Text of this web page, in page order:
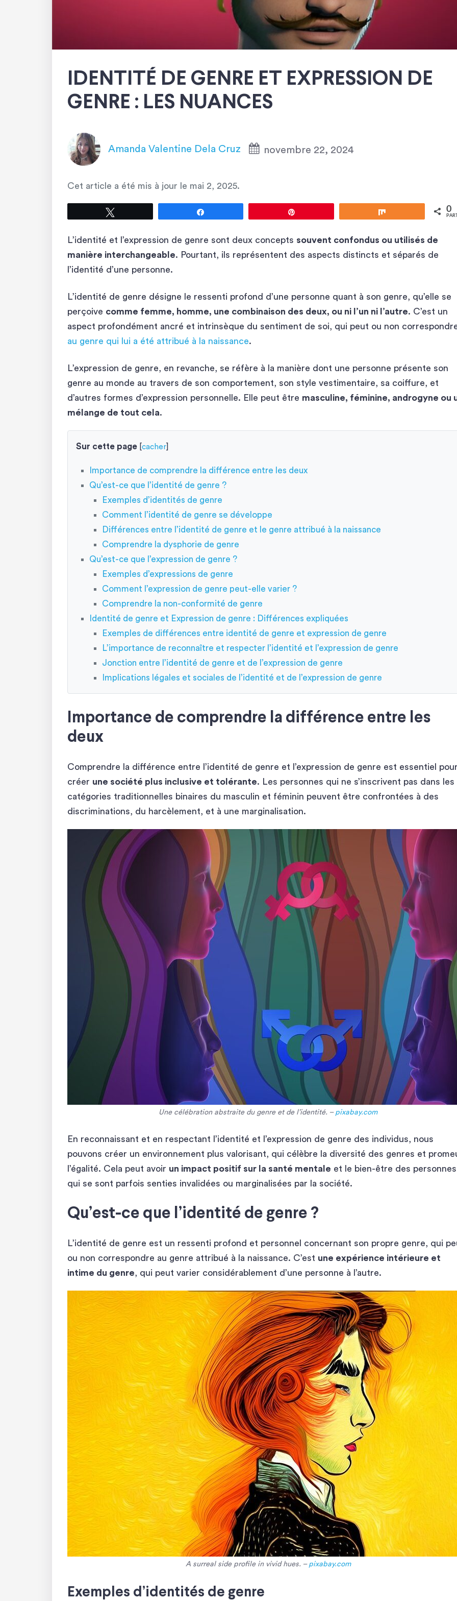
IDENTITÉ DE GENRE ET EXPRESSION DE
GENRE : LES NUANCES
Amanda Valentine Dela Cruz novembre 22, 2024
Cet article a été mis à jour le mai 2, 2025.
0
L’identité et l’expression de genre sont deux concepts souvent confondus ou utilisés de
manière interchangeable. Pourtant, ils représentent des aspects distincts et séparés de
l’identité d’une personne.
L’identité de genre désigne le ressenti profond d’une personne quant à son genre, qu’elle se
perçoive comme femme, homme, une combinaison des deux, ou ni l’un ni l’autre. C’est un
aspect profondément ancré et intrinsèque du sentiment de soi, qui peut ou non
au genre qui lui a été attribué à la naissance.
L’expression de genre, en revanche, se réfère à la manière dont une personne présente son
genre au monde au travers de son comportement, son style vestimentaire, sa coiffure, et
d’autres formes d’expression personnelle. Elle peut être masculine, féminine, androgyne ou
mélange de tout cela.
Sur cette page cacher
Importance de comprendre la différence entre les deux
Qu’est-ce que l’identité de genre ?
Exemples d’identités de genre
Comment l’identité de genre se développe
Différences entre l’identité de genre et le genre attribué à la naissance
Comprendre la dysphorie de genre
Qu’est-ce que l’expression de genre ?
Exemples d’expressions de genre
Comment l’expression de genre peut-elle varier ?
Comprendre la non-conformité de genre
Identité de genre et Expression de genre : Différences expliquées
Exemples de différences entre identité de genre et expression de genre
L’importance de reconnaître et respecter l’identité et l’expression de genre
Jonction entre l’identité de genre et de l’expression de genre
Implications légales et sociales de l’identité et de l’expression de genre
Importance de comprendre la différence entre les
deux
Comprendre la différence entre l’identité de genre et l’expression de genre est essentiel
créer une société plus inclusive et tolérante. Les personnes qui ne s’inscrivent pas dans les
catégories traditionnelles binaires du masculin et féminin peuvent être confrontées à des
discriminations, du harcèlement, et à une marginalisation.
Une célébration abstraite du genre et de l’identité. – pixabay.com
En reconnaissant et en respectant l’identité et l’expression de genre des individus, nous
pouvons créer un environnement plus valorisant, qui célèbre la diversité des genres et
l’égalité. Cela peut avoir un impact positif sur la santé mentale et le bien-être des personnes
qui se sont parfois senties invalidées ou marginalisées par la société.
Qu’est-ce que l’identité de genre ?
L’identité de genre est un ressenti profond et personnel concernant son propre genre, qui
ou non correspondre au genre attribué à la naissance. C’est une expérience intérieure et
intime du genre, qui peut varier considérablement d’une personne à l’autre.
A surreal side profile in vivid hues. – pixabay.com
Exemples d’identités de genre